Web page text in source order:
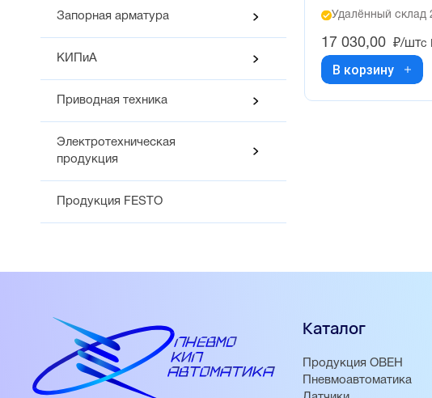
Запорная арматура
КИПиА
Приводная техника
Электротехническая
продукция
Продукция FESTO
Удалённый склад
17 030,00 ₽/штс
В корзину
Каталог
Продукция ОВЕН
Пневмоавтоматика